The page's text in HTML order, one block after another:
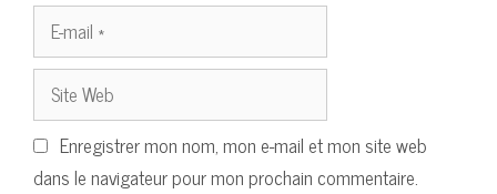
mail
Site
Web
Enregistrer mon nom, mon e-mail et mon site web
dans le navigateur pour mon prochain commentaire.